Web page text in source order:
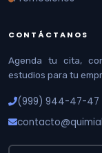
CONTÁCTANOS
Agenda tu cita,
estudios para tu
(999) 944-47-47